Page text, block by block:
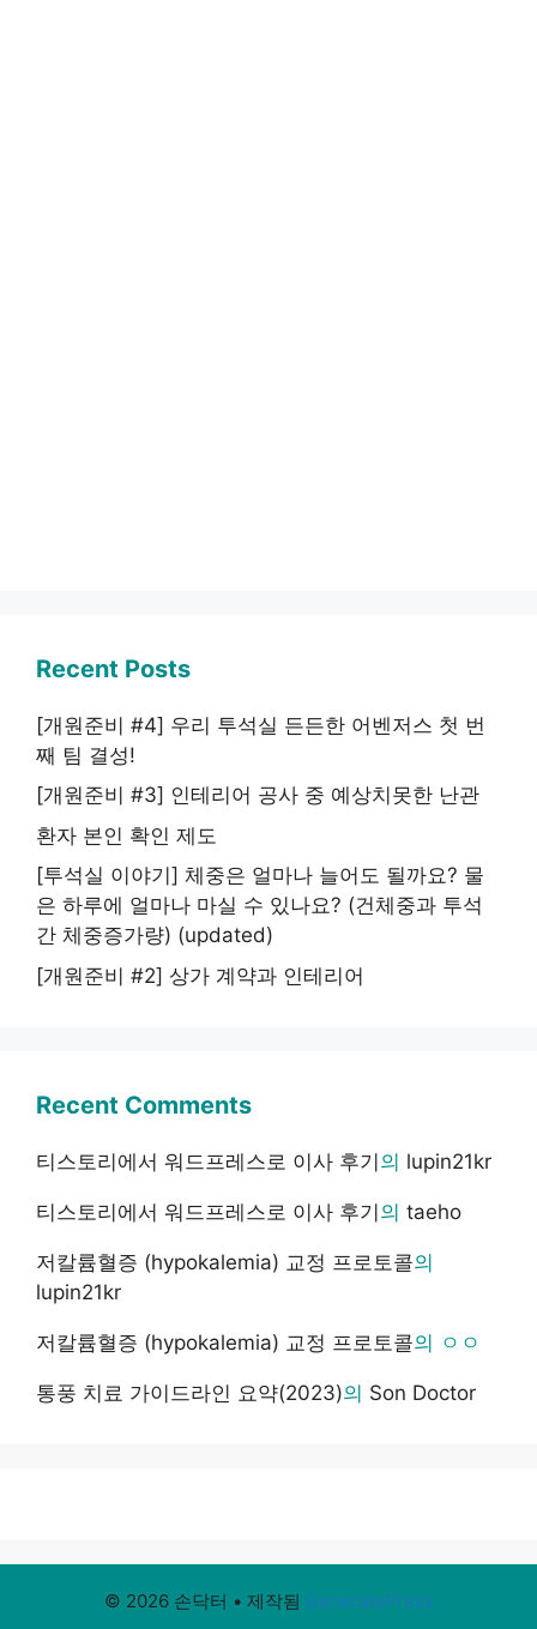
Recent Posts
[개원준비 #4] 우리 투석실 든든한 어벤저스 첫 번
째 팀 결성!
[개원준비 #3] 인테리어 공사 중 예상치못한 난관
환자 본인 확인 제도
[투석실 이야기] 체중은 얼마나 늘어도 될까요? 물
은 하루에 얼마나 마실 수 있나요? (건체중과 투석
간 체중증가량) (updated)
[개원준비 #2] 상가 계약과 인테리어
Recent Comments
티스토리에서 워드프레스로 이사 후기의 lupin21kr
티스토리에서 워드프레스로 이사 후기의 taeho
저칼륨혈증 (hypokalemia) 교정 프로토콜의
lupin21kr
저칼륨혈증 (hypokalemia) 교정 프로토콜의 ㅇㅇ
통풍 치료 가이드라인 요약(2023)의 Son Doctor
© 2026 손닥터 • 제작됨 GeneratePress